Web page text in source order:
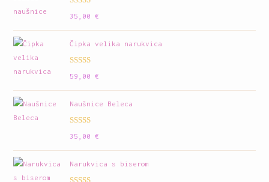
35,00€
Čipka velika narukvica
59,00€
Naušnice Beleca
35,00€
Narukvica s biserom